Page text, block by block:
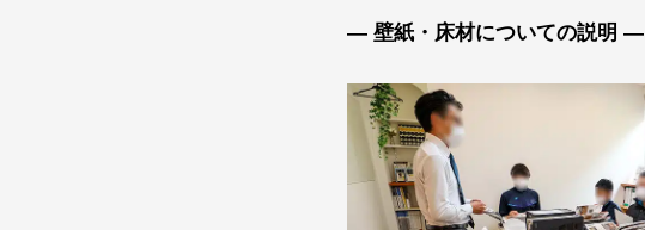
— 壁紙・床材についての説明 —